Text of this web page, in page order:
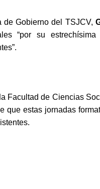
de Gobierno del TSJCV,
“por su
Facultad de Ciencias
que estas jornadas